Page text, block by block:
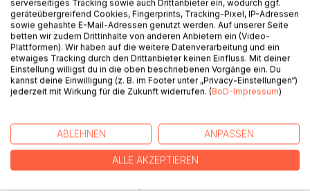
Zeitperspektive bleibt als subjektive Größe bestehen.
Mittels Fragebogen wird nun der Einfluss dieser
Zeitperspektive auf das Lebenstempo und das
Gegenwartserleben erhoben. Durch eine Bildung von
Gruppen innerhalb der befragten Stichprobe lassen sich die
gefundenen Daten vergleichen.
Abstract3
Einleitung4
A.Entwicklung des Themengebietes und der
Problemstellung6
serverseitiges Tracking sowie auch Drittanbieter ein, wodurch ggf.
geräteübergreifend Cookies, Fingerprints, Tracking-Pixel, IP-Adressen
sowie gehashte E-Mail-Adressen genutzt werden. Auf unserer Seite
betten wir zudem Drittinhalte von anderen Anbietern ein (Video-
Plattformen). Wir haben auf die weitere Datenverarbeitung und ein
etwaiges Tracking durch den Drittanbieter keinen Einfluss. Mit deiner
Einstellung willigst du in die oben beschriebenen Vorgänge ein. Du
kannst deine Einwilligung (z. B. im Footer unter „Privacy-Einstellungen“)
jederzeit mit Wirkung für die Zukunft widerrufen. (BoD-Impressum)
ABLEHNEN ANPASSEN
ALLE AKZEPTIEREN